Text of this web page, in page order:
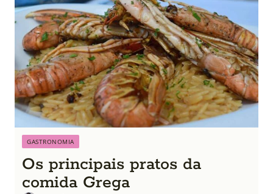
GASTRONOMIA
Os principais pratos da
comida Grega